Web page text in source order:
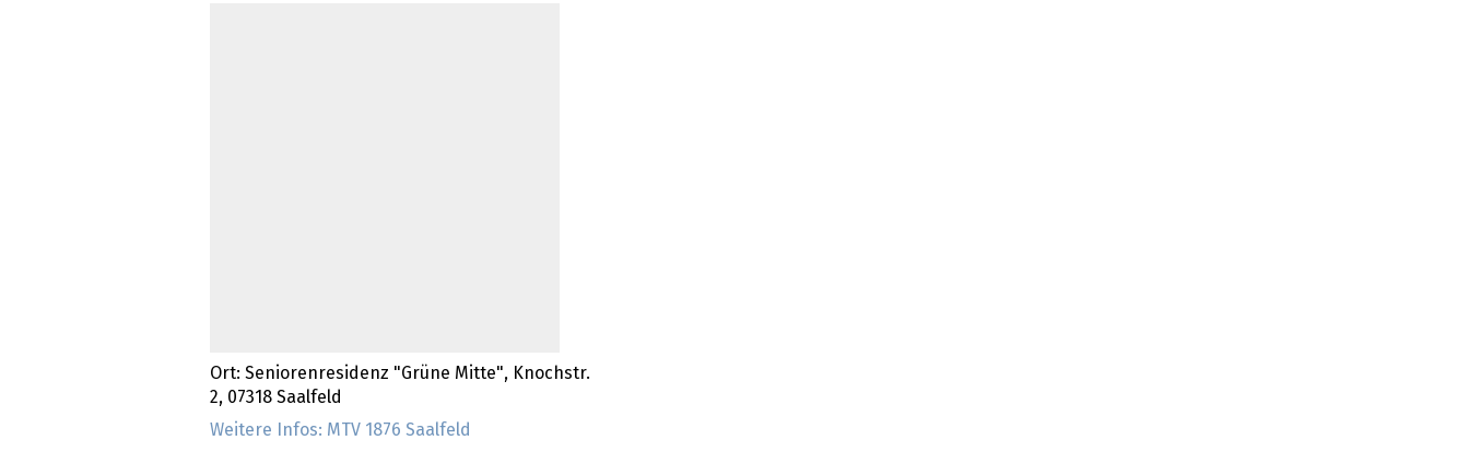
Ort: Seniorenresidenz "Grüne Mitte", Knochstr.
2, 07318 Saalfeld
Weitere Infos: MTV 1876 Saalfeld